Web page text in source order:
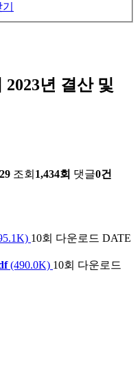
년 결산 및
조회 1,434회 댓글0건
10회 다운로드 DATE
(490.0K) 10회 다운로드